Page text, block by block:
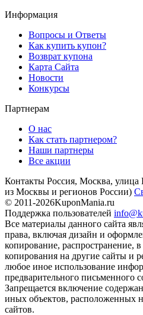
Информация
Вопросы и Ответы
Как купить купон?
Возврат купона
Карта Сайта
Новости
Конкурсы
Партнерам
О нас
Как стать партнером?
Наши партнеры
Все акции
Контакты Россия, Москва,
из Москвы и регионов России)
© 2011-2026KuponMania.ru
Поддержка пользователей
Все материалы данного сайта
права, включая дизайн и
копирование, распространение,
копирования на другие сайты и
любое иное использование
предварительного письменного
Запрещается включение
иных объектов, расположенных
сайтов.